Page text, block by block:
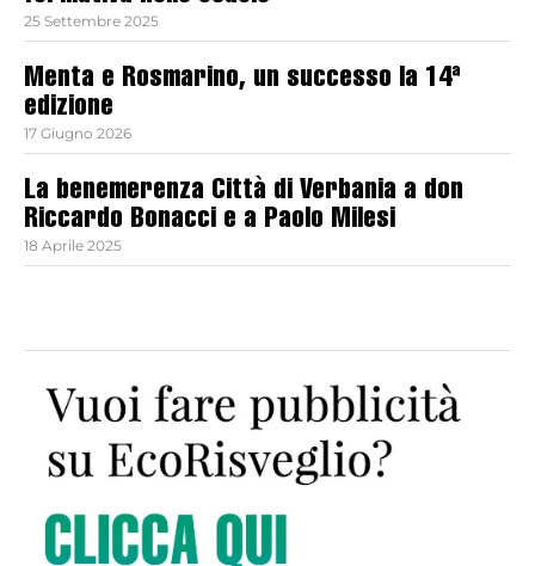
25 Settembre 2025
Menta e Rosmarino, un successo la 14ª
edizione
17 Giugno 2026
La benemerenza Città di Verbania a don
Riccardo Bonacci e a Paolo Milesi
18 Aprile 2025